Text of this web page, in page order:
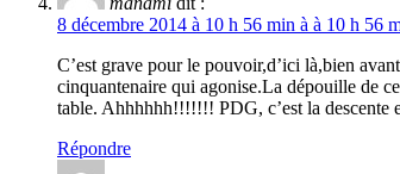
8 décembre 2014 à 10 h 56 min à à 10 h 56
C’est grave pour le pouvoir,d’ici là,bien
cinquantenaire qui agonise.La dépouille de
table. Ahhhhhh!!!!!!! PDG, c’est la descente
Répondre